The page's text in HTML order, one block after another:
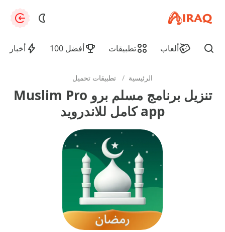
apkiraq.com
ألعاب تطبيقات أفضل 100 أخبار Find
الرئيسية / تطبيقات تحميل
تنزيل برنامج مسلم برو Muslim Pro
app كامل للاندرويد